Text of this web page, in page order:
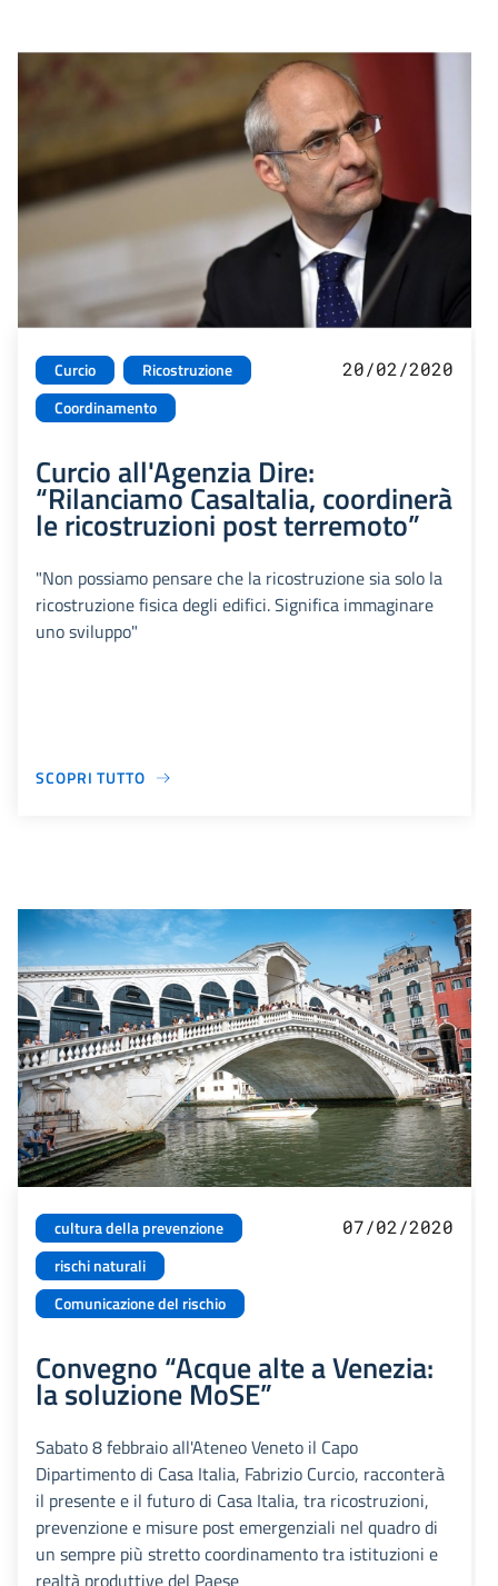
Curcio
Ricostruzione
Coordinamento
20/02/2020
Curcio all'Agenzia Dire:
“Rilanciamo CasaItalia, coordinerà
le ricostruzioni post terremoto”
"Non possiamo pensare che la ricostruzione sia solo la
ricostruzione fisica degli edifici. Significa immaginare
uno sviluppo"
SCOPRI TUTTO
cultura della prevenzione
rischi naturali
Comunicazione del rischio
07/02/2020
Convegno “Acque alte a Venezia:
la soluzione MoSE”
Sabato 8 febbraio all'Ateneo Veneto il Capo
Dipartimento di Casa Italia, Fabrizio Curcio, racconterà
il presente e il futuro di Casa Italia, tra ricostruzioni,
prevenzione e misure post emergenziali nel quadro di
un sempre più stretto coordinamento tra istituzioni e